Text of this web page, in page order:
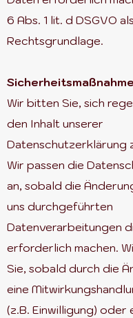
6 Abs. 1 lit. d DSGVO als
Rechtsgrundlage.
Wir bitten Sie, sich
den Inhalt unserer
Datenschutzerklärung
Wir passen die
an, sobald die
uns durchgeführten
Datenverarbeitungen
erforderlich machen.
Sie, sobald durch die
eine
(z.B. Einwilligung) oder